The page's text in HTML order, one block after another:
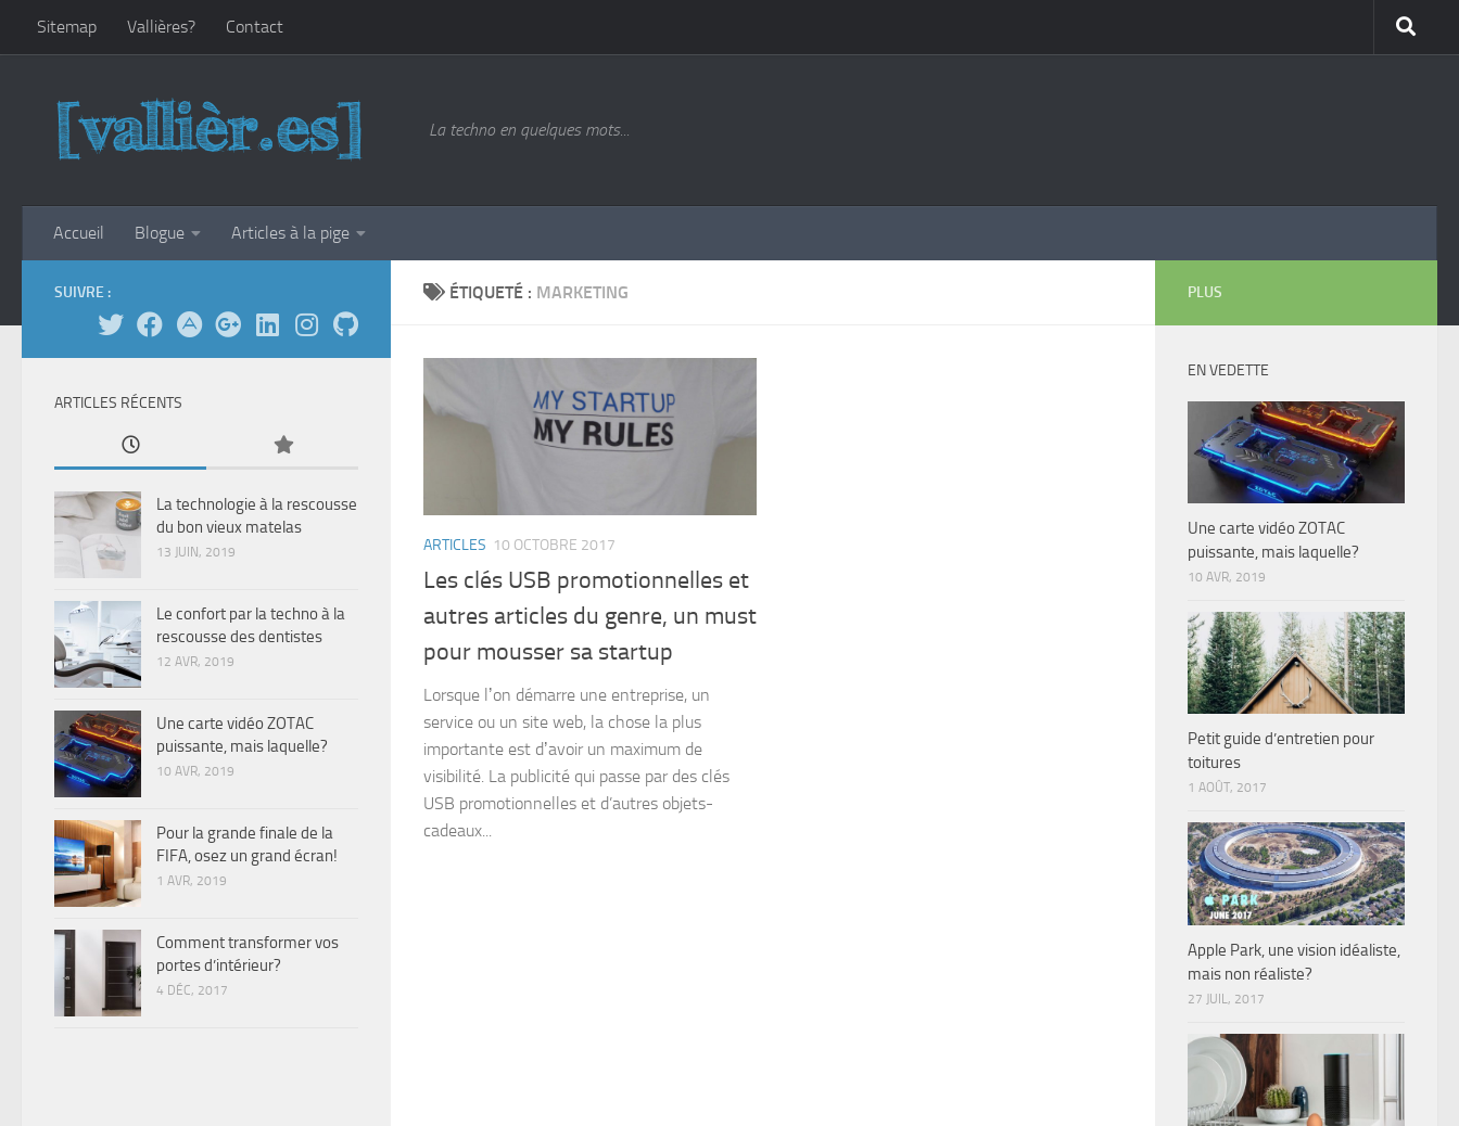
Skip to content
Sitemap Vallières? Contact
La techno en quelques mots...
Accueil Blogue Articles à la pige
ÉTIQUETÉ : MARKETING
ARTICLES 10 OCTOBRE 2017
Les clés USB promotionnelles et
autres articles du genre, un must
pour mousser sa startup
Lorsque lʼon démarre une entreprise, un
service ou un site web, la chose la plus
importante est dʼavoir un maximum de
visibilité. La publicité qui passe par des clés
USB promotionnelles et d’autres objets-
cadeaux...
SUIVRE :
ARTICLES RÉCENTS
La technologie à la rescousse
du bon vieux matelas
13 JUIN, 2019
Le confort par la techno à la
rescousse des dentistes
12 AVR, 2019
Une carte vidéo ZOTAC
puissante, mais laquelle?
10 AVR, 2019
Pour la grande finale de la
FIFA, osez un grand écran!
1 AVR, 2019
Comment transformer vos
portes d’intérieur?
4 DÉC, 2017
PLUS
EN VEDETTE
Une carte vidéo ZOTAC
puissante, mais laquelle?
10 AVR, 2019
Petit guide d’entretien pour
toitures
1 AOÛT, 2017
Apple Park, une vision idéaliste,
mais non réaliste?
27 JUIL, 2017